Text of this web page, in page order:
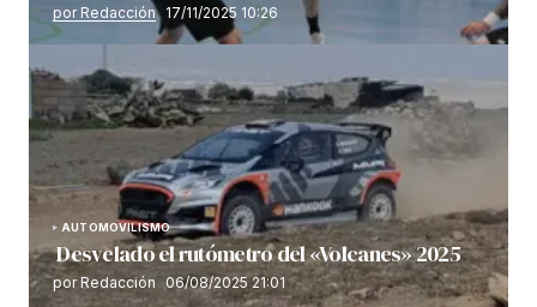
por Redacción 17/11/2025 10:26
AUTOMOVILISMO
Desvelado el rutómetro del «Volcanes» 2025
por Redacción 06/08/2025 21:01